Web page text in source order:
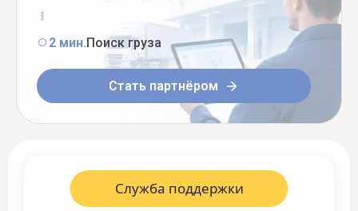
2 мин.Поиск груза
Стать партнёром
Служба поддержки